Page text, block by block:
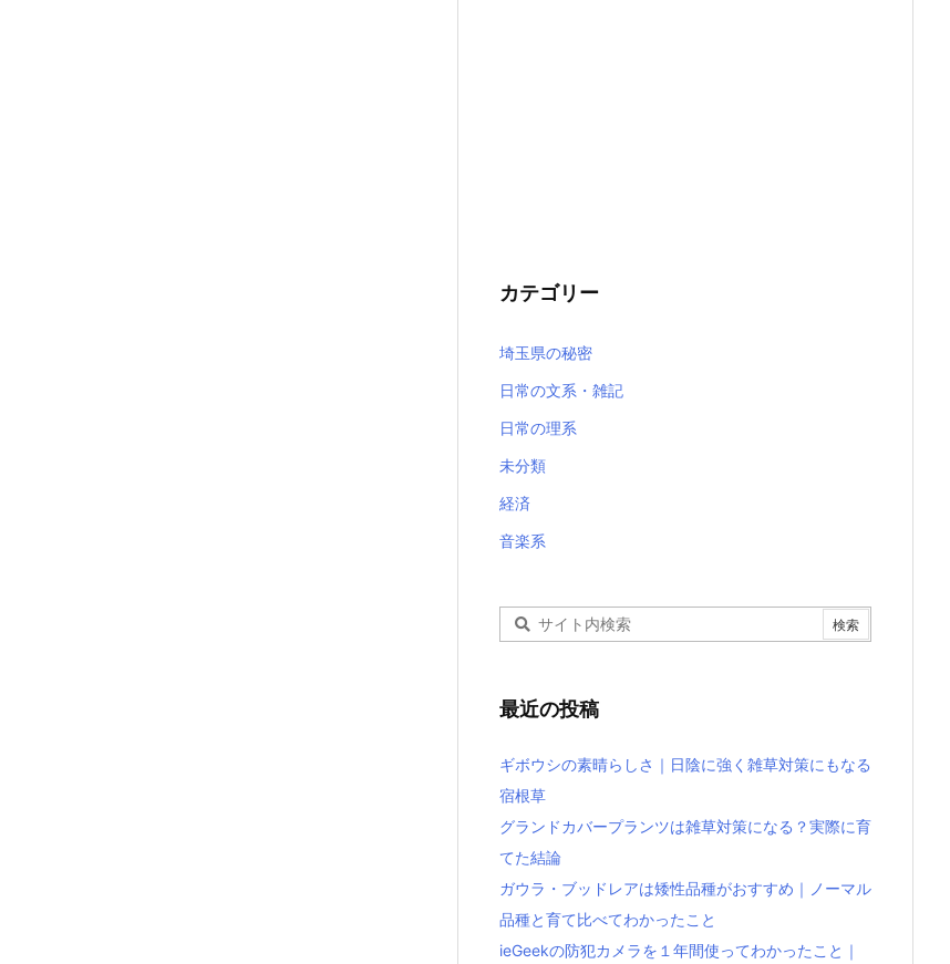
カテゴリー
埼玉県の秘密
日常の文系・雑記
日常の理系
未分類
経済
音楽系
最近の投稿
ギボウシの素晴らしさ｜日陰に強く雑草対策にもなる
宿根草
グランドカバープランツは雑草対策になる？実際に育
てた結論
ガウラ・ブッドレアは矮性品種がおすすめ｜ノーマル
品種と育て比べてわかったこと
ieGeekの防犯カメラを１年間使ってわかったこと｜